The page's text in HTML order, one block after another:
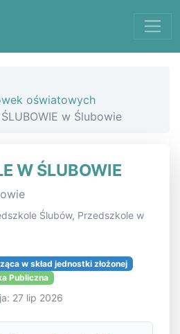
oświatowych
ŚLUBOWIE w Ślubowie
W ŚLUBOWIE
Ślubów, Przedszkole w
w skład jednostki złożonej
Publiczna
27 lip 2026